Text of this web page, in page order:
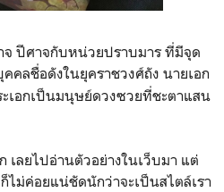
ศาจกับหน่วยปราบมาร ที่มีจุด
คลชื่อดังในยุคราชวงศ์ถัง นายเอก
เอกเป็นมนุษย์ดวงซวยที่ชะตาแสน
ยไปอ่านตัวอย่างในเว็บมา แต่
ไม่ค่อยแน่ชัดนักว่าจะเป็นสไตล์เรา